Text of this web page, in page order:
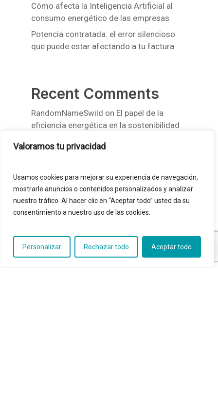
Valoramos tu privacidad
Usamos cookies para mejorar su experiencia de navegación,
mostrarle anuncios o contenidos personalizados y analizar
nuestro tráfico. Al hacer clic en “Aceptar todo” usted da su
consentimiento a nuestro uso de las cookies.
Personalizar Rechazar todo Aceptar todo
Cómo afecta la Inteligencia Artificial al
consumo energético de las empresas
Potencia contratada: el error silencioso
que puede estar afectando a tu factura
Recent Comments
RandomNameSwild on El papel de la
eficiencia energética en la sostenibilidad
empresarial
RandomNameSwildonCómo afrontar el
incremento en la factura de la luz
Bailey GuzowskionCómo afrontar el
incremento en la factura de la luz